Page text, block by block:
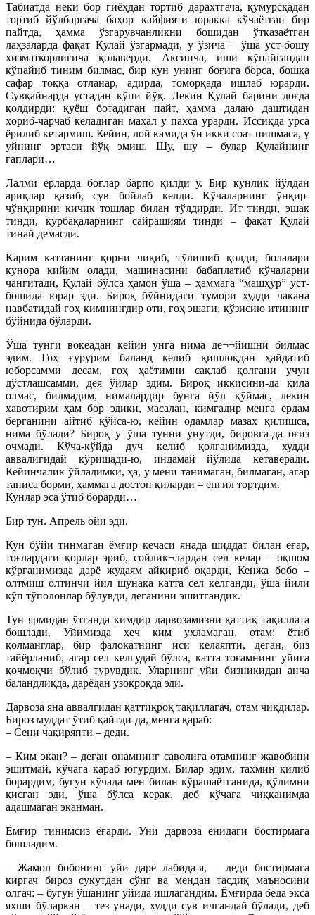
Табиатда неки бор гиёҳдан тортиб дарахтгача, қумурсқадан
тортиб йўлбаргача баҳор кайфияти юракка кўчаётган бир
пайтда, ҳамма ўзгарувчанликни бошидан ўтказаётган
лаҳзаларда фақат Қулай ўзгармади, у ўзича – ўша уст-бошу
хизматкорлигича қолаверди. Аксинча, иши кўпайгандан
кўпайиб тиним билмас, бир кун унинг боғига борса, бошқа
сафар тоққа отланар, адирда, томорқада ишлаб юрарди.
Сувқайнарда устадан кўпи йўқ. Лекин Қулай барини доғда
қолдирди: қуёш ботадиган пайт, ҳамма далаю даштидан
ҳориб-чарчаб келадиган маҳал у пахса урарди. Иссиқда урса
ёрилиб кетармиш. Кейин, лой камида ўн икки соат пишмаса, у
уйнинг эртаси йўқ эмиш. Шу, шу – булар Қулайнинг
гаплари…
Лалми ерларда боғлар барпо қилди у. Бир кунлик йўлдан
ариқлар қазиб, сув бойлаб келди. Кўчаларнинг ўнқир-
чўнқирини кичик тошлар билан тўлдирди. Ит тинди, эшак
тинди, қурбақаларнинг сайрашиям тинди – фақат Қулай
тинай демасди.
Карим каттанинг қорни чиқиб, тўлишиб қолди, болалари
кунора кийим олади, машинасини бабаплатиб кўчаларни
чангитади, Қулай бўлса ҳамон ўша – ҳаммага “машҳур” уст-
бошида юрар эди. Бироқ бўйнидаги тумори худди чакана
навбатидай гоҳ кимнингдир оти, гоҳ эшаги, қўзисию итининг
бўйнида бўларди.
Ўша тунги воқеадан кейин унга нима де¬¬йишни билмас
эдим. Гоҳ ғурурим баланд келиб қишлоқдан ҳайдатиб
юборсамми десам, гоҳ ҳаётимни сақлаб қолгани учун
дўстлашсамми, дея ўйлар эдим. Бироқ иккисини-да қила
олмас, билмадим, нималардир бунга йўл қўймас, лекин
хавотирим ҳам бор эдики, масалан, кимгадир менга ёрдам
берганини айтиб қўйса-ю, кейин одамлар мазах қилишса,
нима бўлади? Бироқ у ўша тунни унутди, бировга-да оғиз
очмади. Кўча-кўйда дуч келиб қолганимизда, худди
аввалигидай кўришади-ю, индамай йўлида кетаверади.
Кейинчалик ўйладимки, ҳа, у мени танимаган, билмаган, агар
таниса борми, ҳаммага достон қиларди – енгил тортдим.
Кунлар эса ўтиб борарди…
Бир тун. Апрель ойи эди.
Кун бўйи тинмаган ёмғир кечаси янада шиддат билан ёғар,
тоғлардаги қорлар эриб, сойлик¬лардан сел келар – оқшом
кўрганимизда дарё жудаям айқириб оқарди, Кенжа бобо –
олтмиш олтинчи йил шунақа катта сел келганди, ўша йили
кўп тўполонлар бўлувди, деганини эшитгандик.
Тун ярмидан ўтганда кимдир дарвозамизни қаттиқ тақиллата
бошлади. Уйимизда ҳеч ким ухламаган, отам: ётиб
қолманглар, бир фалокатнинг иси келаяпти, деган, биз
тайёрланиб, агар сел келгудай бўлса, катта тоғамнинг уйига
қочмоқчи бўлиб турувдик. Уларнинг уйи бизникидан анча
баландликда, дарёдан узоқроқда эди.
Дарвоза яна аввалгидан қаттиқроқ тақиллагач, отам чиқдилар.
Бироз муддат ўтиб қайтди-да, менга қараб:
– Сени чақиряпти – деди.
– Ким экан? – деган онамнинг саволига отамнинг жавобини
эшитмай, кўчага қараб югурдим. Билар эдим, тахмин қилиб
борардим, бугун кўчада мен билан кўрашаётганида, қўлимни
қисган эди, ўша бўлса керак, деб кўчага чиққанимда
адашмаган эканман.
Ёмғир тинимсиз ёғарди. Уни дарвоза ёнидаги бостирмага
бошладим.
– Жамол бобонинг уйи дарё лабида-я, – деди бостирмага
киргач бироз сукутдан сўнг ва мендан тасдиқ маъносини
олгач: – бугун ўшанинг уйида ишлагандим. Ёмғирда беда экса
яхши бўларкан – тез унади, худди сув ичгандай бўлади, деб